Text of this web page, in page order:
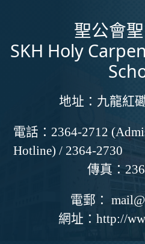
聖公會
SKH Holy
地址： 九龍紅
電話： 2364-2712
Hotline) / 2364-2730
傳真：
電郵：
網址： http://